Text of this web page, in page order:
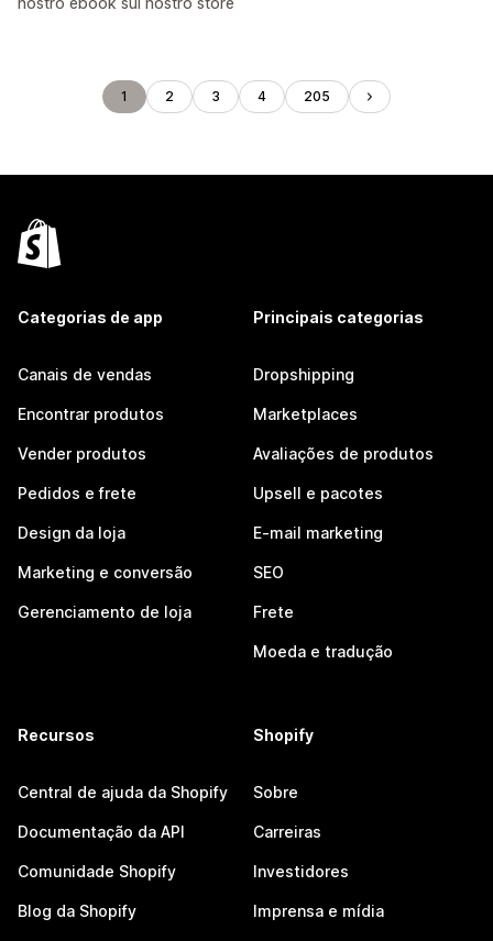
1 2 3 4 205
Categorias de app
Canais de vendas
Encontrar produtos
Vender produtos
Pedidos e frete
Design da loja
Marketing e conversão
Gerenciamento de loja
Principais categorias
Dropshipping
Marketplaces
Avaliações de produtos
Upsell e pacotes
E-mail marketing
SEO
Frete
Moeda e tradução
Recursos
Central de ajuda da Shopify
Documentação da API
Comunidade Shopify
Blog da Shopify
Shopify
Sobre
Carreiras
Investidores
Imprensa e mídia